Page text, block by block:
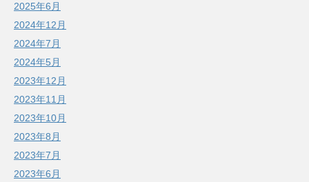
2025年6月
2024年12月
2024年7月
2024年5月
2023年12月
2023年11月
2023年10月
2023年8月
2023年7月
2023年6月